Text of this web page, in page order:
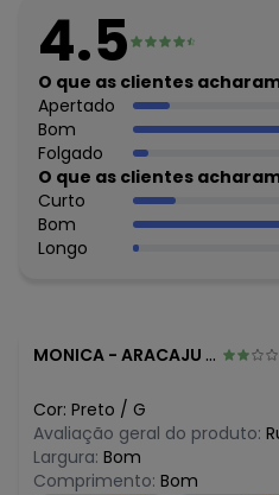
4.5
O que as clientes
Apertado
Bom
Folgado
O que as clientes
Curto
Bom
Longo
MONICA - ARACAJU - SE
Cor: Preto / G
Avaliação geral do produto:
Largura: Bom
Comprimento: Bom